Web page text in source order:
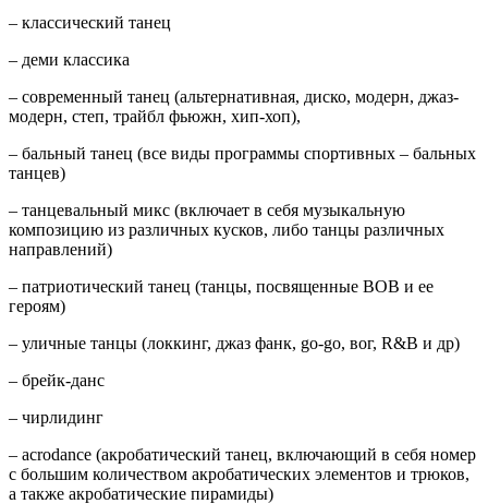
– классический танец
– деми классика
– современный танец (альтернативная, диско, модерн, джаз-
модерн, степ, трайбл фьюжн, хип-хоп),
– бальный танец (все виды программы спортивных – бальных
танцев)
– танцевальный микс (включает в себя музыкальную
композицию из различных кусков, либо танцы различных
направлений)
– патриотический танец (танцы, посвященные ВОВ и ее
героям)
– уличные танцы (локкинг, джаз фанк, go-go, вог, R&B и др)
– брейк-данс
– чирлидинг
– acrodance (акробатический танец, включающий в себя номер
с большим количеством акробатических элементов и трюков,
а также акробатические пирамиды)